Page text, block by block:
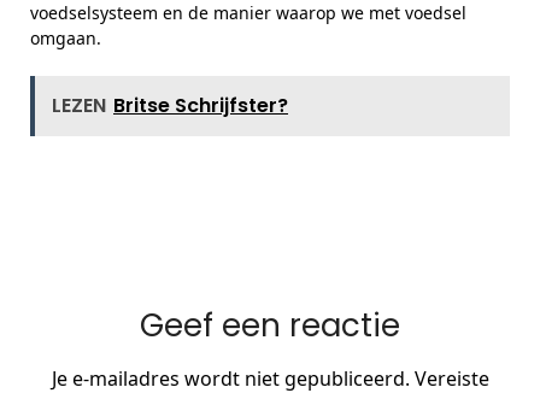
voedselsysteem en de manier waarop we met voedsel
omgaan.
LEZEN Britse Schrijfster?
Geef een reactie
Je e-mailadres wordt niet gepubliceerd. Vereiste